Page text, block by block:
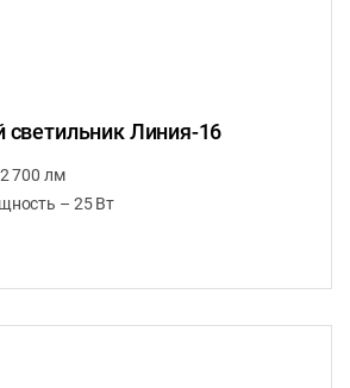
Линия-16
700 лм
– 25 Вт